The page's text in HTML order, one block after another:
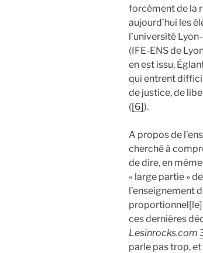
forcément de la
aujourd’hui les
l’université
(IFE-ENS de
en est issu,
qui entrent
de justice, de
([6]).
A propos de
cherché à
de dire, en même
« large partie »
l’enseignement
proportionnel[le]
ces dernières
Lesinrocks.com
parle pas trop, et